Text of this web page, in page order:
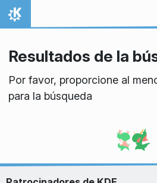
Ir al contenido
Inicio
Resultados de la
Por favor, proporcione al
para la búsqueda